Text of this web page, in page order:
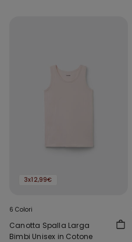
3x12,99€
6 Colori
Canotta Spalla Larga
Bimbi Unisex in Cotone